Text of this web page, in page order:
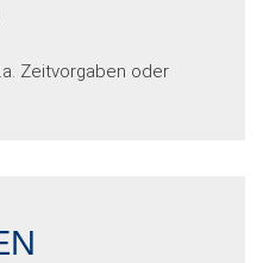
Zeitvorgaben oder